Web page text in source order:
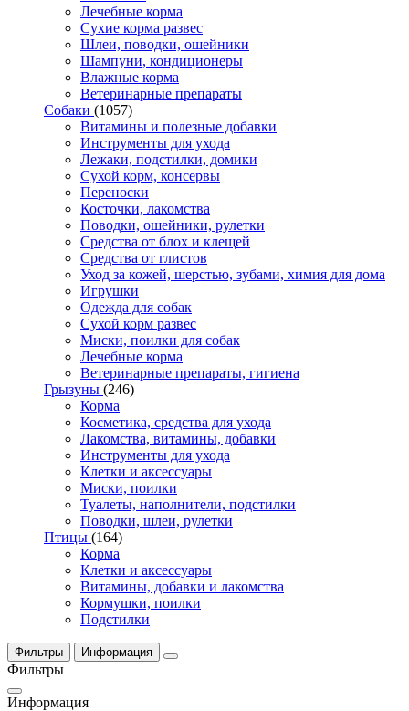
Лечебные корма
Сухие корма развес
Шлеи, поводки, ошейники
Шампуни, кондиционеры
Влажные корма
Ветеринарные препараты
Собаки (1057)
Витамины и полезные добавки
Инструменты для ухода
Лежаки, подстилки, домики
Сухой корм, консервы
Переноски
Косточки, лакомства
Поводки, ошейники, рулетки
Средства от блох и клещей
Средства от глистов
Уход за кожей, шерстью, зубами, химия для дома
Игрушки
Одежда для собак
Сухой корм развес
Миски, поилки для собак
Лечебные корма
Ветеринарные препараты, гигиена
Грызуны (246)
Корма
Косметика, средства для ухода
Лакомства, витамины, добавки
Инструменты для ухода
Клетки и аксессуары
Миски, поилки
Туалеты, наполнители, подстилки
Поводки, шлеи, рулетки
Птицы (164)
Корма
Клетки и аксессуары
Витамины, добавки и лакомства
Кормушки, поилки
Подстилки
Фильтры Информация
Фильтры
Информация